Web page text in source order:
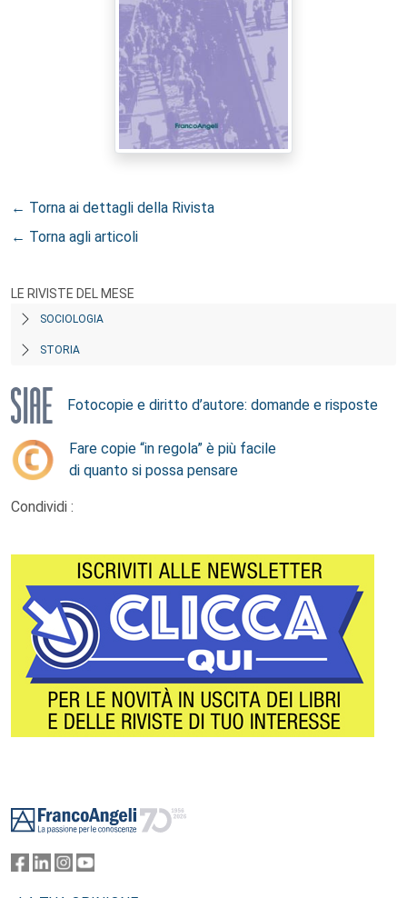
← Torna ai dettagli della Rivista
← Torna agli articoli
LE RIVISTE DEL MESE
SOCIOLOGIA
STORIA
Fotocopie e diritto d’autore: domande e risposte
Fare copie “in regola” è più facile
di quanto si possa pensare
Condividi :